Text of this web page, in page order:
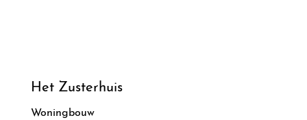
Het Zusterhuis
Woningbouw